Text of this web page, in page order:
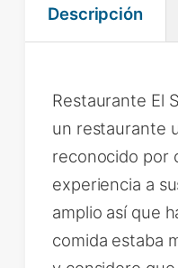
Descripción
Restaurante El
un restaurante
reconocido por
experiencia a
amplio así que
comida estaba